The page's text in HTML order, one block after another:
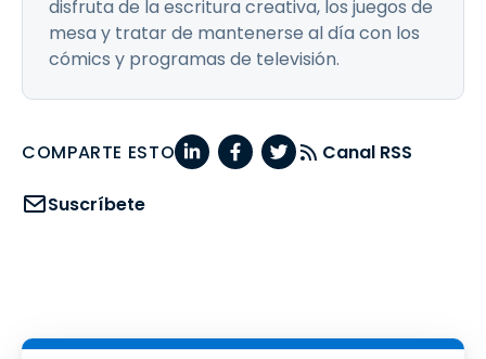
disfruta de la escritura creativa, los juegos de
mesa y tratar de mantenerse al día con los
cómics y programas de televisión.
COMPARTE ESTO Canal RSS
Suscríbete